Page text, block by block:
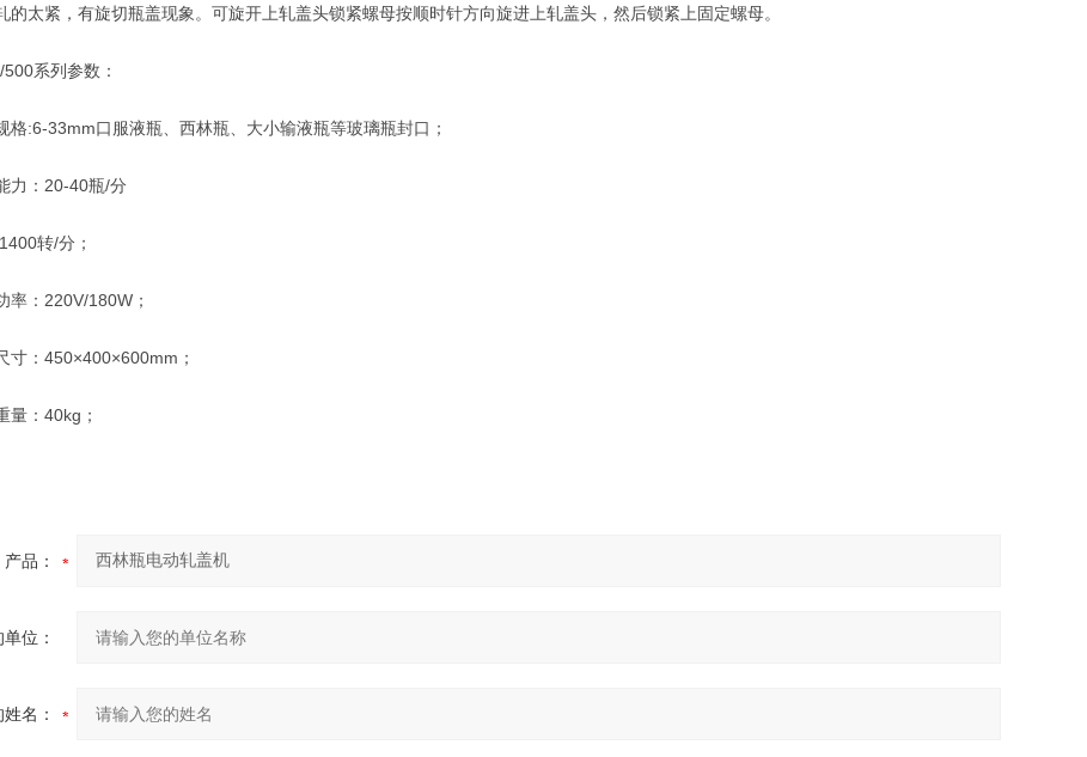
紧，有旋切瓶盖现象。可旋开上轧盖头锁紧螺母按顺时针方向旋进上轧盖头，然后锁紧上固定螺母。
系列参数：
:6-33mm口服液瓶、西林瓶、大小输液瓶等玻璃瓶封口；
：20-40瓶/分
转/分；
：220V/180W；
：450×400×600mm；
：40kg；
产品：
位：
名：